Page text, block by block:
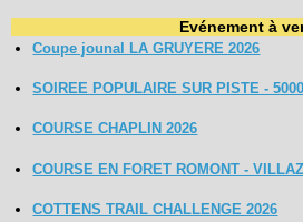
Evénement à
Coupe jounal LA GRUYERE 2026
SOIREE POPULAIRE SUR PISTE -
COURSE CHAPLIN 2026
COURSE EN FORET ROMONT -
COTTENS TRAIL CHALLENGE 2026